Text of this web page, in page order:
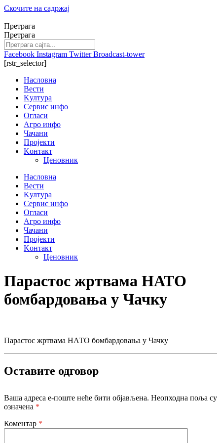
Скочите на садржај
Претрага
Претрага
Facebook Instagram Twitter Broadcast-tower
[rstr_selector]
Насловна
Вести
Kултура
Сервис инфо
Огласи
Агро инфо
Чачани
Пројекти
Kонтакт
Ценовник
Насловна
Вести
Kултура
Сервис инфо
Огласи
Агро инфо
Чачани
Пројекти
Kонтакт
Ценовник
Парастос жртвама НАТО
бомбардовања у Чачку
Парастос жртвама НАТО бомбардовања у Чачку
Оставите одговор
Ваша адреса е-поште неће бити објављена. Неопходна поља су
означена *
Коментар *